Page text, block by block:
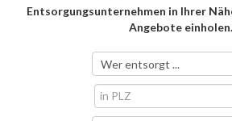
Über
Entsorgungsunternehmen in Ihrer
Angebote einholen.